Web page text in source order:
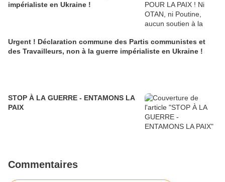
impérialiste en Ukraine !
Urgent ! Déclaration commune des Partis communistes et
des Travailleurs, non à la guerre impérialiste en Ukraine !
STOP À LA GUERRE - ENTAMONS LA
PAIX
Commentaires